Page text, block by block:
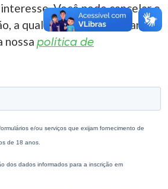
Você pode cancelar o
a qualquer momento. Para
nossa política de